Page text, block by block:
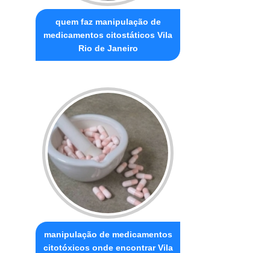
quem faz manipulação de
medicamentos citostáticos Vila
Rio de Janeiro
manipulação de medicamentos
citotóxicos onde encontrar Vila